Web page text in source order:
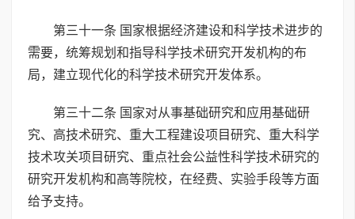
第三十一条 国家根据经济建设和科学技术进步的
需要，统筹规划和指导科学技术研究开发机构的布
局，建立现代化的科学技术研究开发体系。
第三十二条 国家对从事基础研究和应用基础研
究、高技术研究、重大工程建设项目研究、重大科学
技术攻关项目研究、重点社会公益性科学技术研究的
研究开发机构和高等院校，在经费、实验手段等方面
给予支持。